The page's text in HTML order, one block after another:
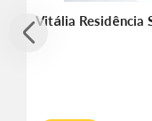
Vitália Residência